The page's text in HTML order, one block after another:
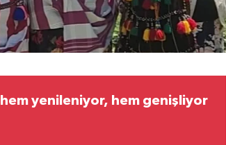
yenileniyor, hem genişliyor